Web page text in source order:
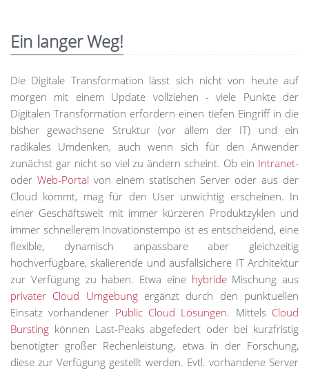
Ein langer Weg!
Die Digitale Transformation lässt sich nicht von heute auf
morgen mit einem Update vollziehen - viele Punkte der
Digitalen Transformation erfordern einen tiefen Eingriff in die
bisher gewachsene Struktur (vor allem der IT) und ein
radikales Umdenken, auch wenn sich für den Anwender
zunächst gar nicht so viel zu ändern scheint. Ob ein Intranet-
oder Web-Portal von einem statischen Server oder aus der
Cloud kommt, mag für den User unwichtig erscheinen. In
einer Geschäftswelt mit immer kürzeren Produktzyklen und
immer schnellerem Inovationstempo ist es entscheidend, eine
flexible, dynamisch anpassbare aber gleichzeitig
hochverfügbare, skalierende und ausfallsichere IT Architektur
zur Verfügung zu haben. Etwa eine hybrideMischung aus
privater Cloud Umgebungergänzt durch den punktuellen
Einsatz vorhandener Public Cloud Lösungen. Mittels Cloud
Bursting können Last-Peaks abgefedert oder bei kurzfristig
benötigter großer Rechenleistung, etwa in der Forschung,
diese zur Verfügung gestellt werden. Evtl. vorhandene Server